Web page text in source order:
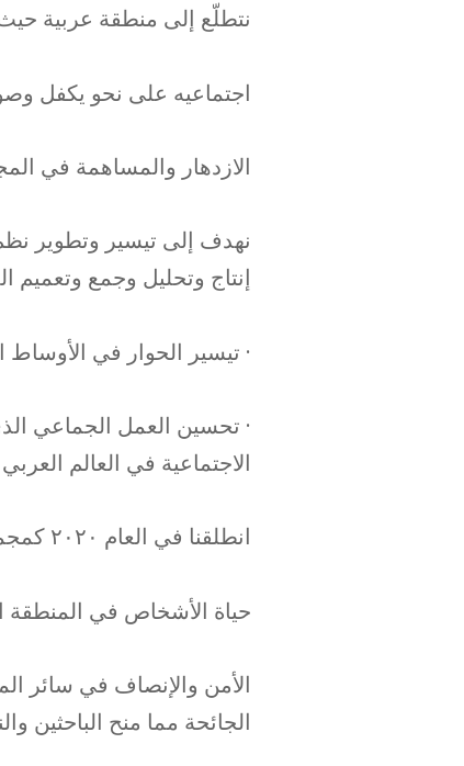
نتطلّع إلى منطقة عربية
اجتماعيه على نحو يكفل
الازدهار والمساهمة في
نهدف إلى تيسير وتطوير
إنتاج وتحليل وجمع وتعميم
· تيسير الحوار في الأوساط
· تحسين العمل الجماعي
الاجتماعية في العالم العربي
انطلقنا في العام ٢٠٢٠ كمجموعة مؤلفة من ٨ منظمات تسعى إلى تقييم أثار جائحة كوفيد ١٩ وتبعاتها على
حياة الأشخاص في المنطقة
الأمن والإنصاف في سائر
الجائحة مما منح الباحثين